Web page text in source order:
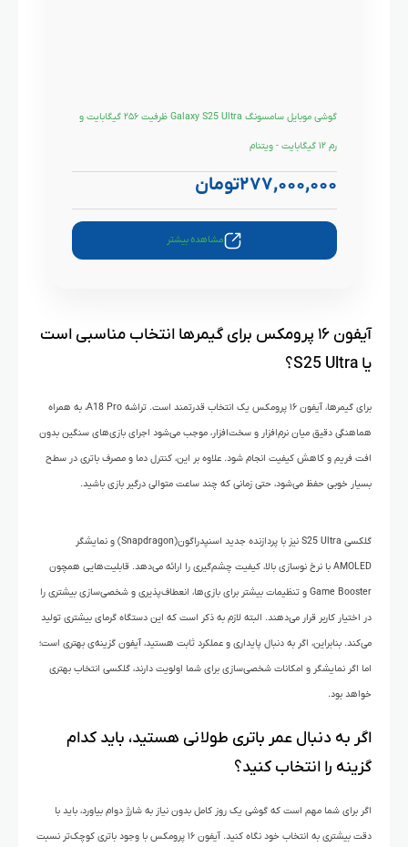
گوشی موبایل سامسونگ Galaxy S25 Ultra ظرفیت ۲۵۶ گیگابایت و
رم ۱۲ گیگابایت - ویتنام
۲۷۷,۰۰۰,۰۰۰تومان
مشاهده بیشتر
آیفون ۱۶ پرومکس برای گیمرها انتخاب مناسبی است
یا S25 Ultra؟
برای گیمرها، آیفون ۱۶ پرومکس یک انتخاب قدرتمند است. تراشه A18 Pro، به همراه
هماهنگی دقیق میان نرم‌افزار و سخت‌افزار، موجب می‌شود اجرای بازی‌های سنگین بدون
افت فریم و کاهش کیفیت انجام شود. علاوه بر این، کنترل دما و مصرف باتری در سطح
بسیار خوبی حفظ می‌شود، حتی زمانی که چند ساعت متوالی درگیر بازی باشید.
گلکسی S25 Ultra نیز با پردازنده جدید اسنپدراگون(Snapdragon) و نمایشگر
AMOLED با نرخ نوسازی بالا، کیفیت چشم‌گیری را ارائه می‌دهد. قابلیت‌هایی همچون
Game Booster و تنظیمات بیشتر برای بازی‌ها، انعطاف‌پذیری و شخصی‌سازی بیشتری را
در اختیار کاربر قرار می‌دهند. البته لازم به ذکر است که این دستگاه گرمای بیشتری تولید
می‌کند. بنابراین، اگر به دنبال پایداری و عملکرد ثابت هستید، آیفون گزینه‌ی بهتری است؛
اما اگر نمایشگر و امکانات شخصی‌سازی برای شما اولویت دارند، گلکسی انتخاب بهتری
خواهد بود.
اگر به دنبال عمر باتری طولانی هستید، باید کدام
گزینه را انتخاب کنید؟
اگر برای شما مهم است که گوشی یک روز کامل بدون نیاز به شارژ دوام بیاورد، باید با
دقت بیشتری به انتخاب خود نگاه کنید. آیفون ۱۶ پرومکس با وجود باتری کوچک‌تر نسبت